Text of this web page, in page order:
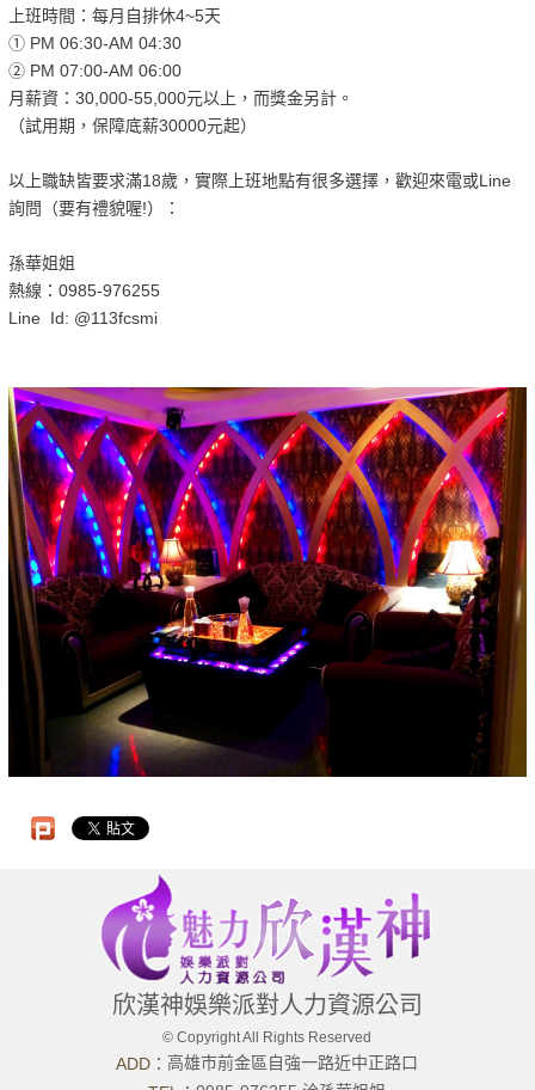
上班時間：每月自排休4~5天
① PM 06:30-AM 04:30
② PM 07:00-AM 06:00
月薪資：30,000-55,000元以上，而獎金另計。
（試用期，保障底薪30000元起）
以上職缺皆要求滿18歲，實際上班地點有很多選擇，歡迎來電或Line
詢問（要有禮貌喔!）：
孫華姐姐
熱線：0985-976255
Line Id: @113fcsmi
欣漢神娛樂派對人力資源公司
© Copyright All Rights Reserved
ADD： 高雄市前金區自強一路近中正路口